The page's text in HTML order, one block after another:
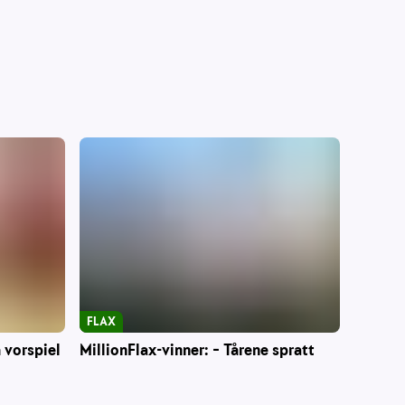
MillionFlax-vinner: – Tårene spratt
FLAX